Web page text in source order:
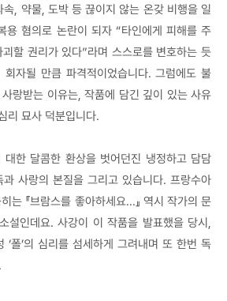
속, 약물, 도박 등 끊이지 않는 온갖 비행을 일
용 혐의로 논란이 되자 “타인에게 피해를 주
할 권리가 있다”라며 스스로를 변호하는 듯
자될 만큼 파격적이었습니다. 그럼에도 불
랑받는 이유는, 작품에 담긴 깊이 있는 사유
리 묘사 덕분입니다.
한 달콤한 환상을 벗어던진 냉정하고 담담
사랑의 본질을 그리고 있습니다. 프랑수아
는 『브람스를 좋아하세요...』 역시 작가의 문
설인데요. 사강이 이 작품을 발표했을 당시,
폴’의 심리를 섬세하게 그려내며 또 한번 독